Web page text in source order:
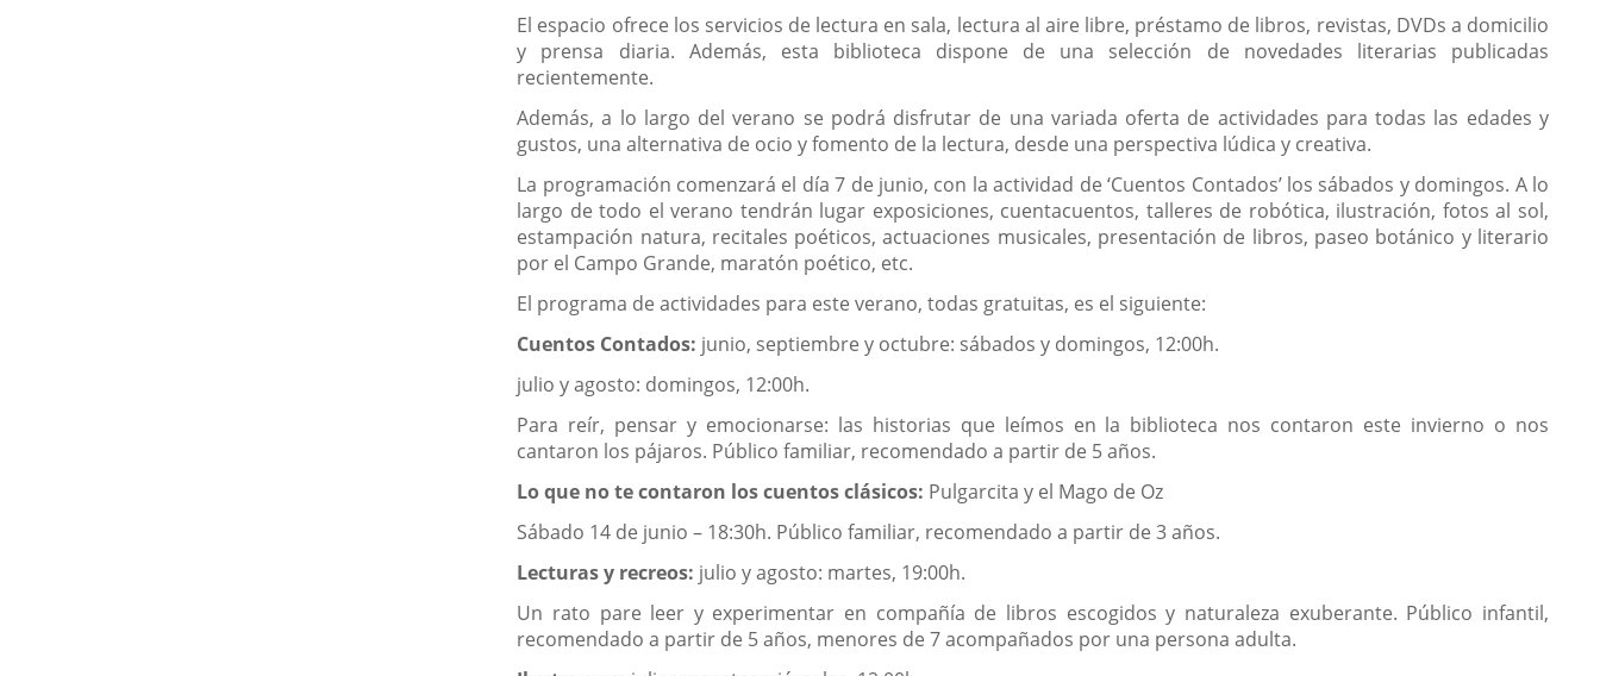
El espacio ofrece los servicios de lectura en sala, lectura al aire libre, préstamo de libros, revistas, DVDs a domicilio
y prensa diaria. Además, esta biblioteca dispone de una selección de novedades literarias publicadas
recientemente.
Además, a lo largo del verano se podrá disfrutar de una variada oferta de actividades para todas las edades y
gustos, una alternativa de ocio y fomento de la lectura, desde una perspectiva lúdica y creativa.
La programación comenzará el día 7 de junio, con la actividad de ‘Cuentos Contados’ los sábados y domingos. A lo
largo de todo el verano tendrán lugar exposiciones, cuentacuentos, talleres de robótica, ilustración, fotos al sol,
estampación natura, recitales poéticos, actuaciones musicales, presentación de libros, paseo botánico y literario
por el Campo Grande, maratón poético, etc.
El programa de actividades para este verano, todas gratuitas, es el siguiente:
Cuentos Contados: junio, septiembre y octubre: sábados y domingos, 12:00h.
julio y agosto: domingos, 12:00h.
Para reír, pensar y emocionarse: las historias que leímos en la biblioteca nos contaron este invierno o nos
cantaron los pájaros. Público familiar, recomendado a partir de 5 años.
Lo que no te contaron los cuentos clásicos: Pulgarcita y el Mago de Oz
Sábado 14 de junio – 18:30h. Público familiar, recomendado a partir de 3 años.
Lecturas y recreos: julio y agosto: martes, 19:00h.
Un rato pare leer y experimentar en compañía de libros escogidos y naturaleza exuberante. Público infantil,
recomendado a partir de 5 años, menores de 7 acompañados por una persona adulta.